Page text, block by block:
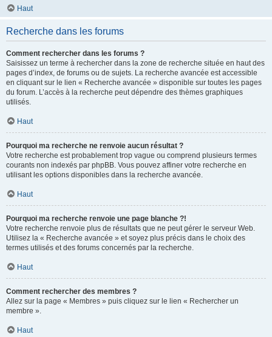
Haut
Recherche dans les forums
Comment rechercher dans les forums ?
Saisissez un terme à rechercher dans la zone de recherche située en haut des
pages d’index, de forums ou de sujets. La recherche avancée est accessible
en cliquant sur le lien « Recherche avancée » disponible sur toutes les pages
du forum. L’accès à la recherche peut dépendre des thèmes graphiques
utilisés.
Haut
Pourquoi ma recherche ne renvoie aucun résultat ?
Votre recherche est probablement trop vague ou comprend plusieurs termes
courants non indexés par phpBB. Vous pouvez affiner votre recherche en
utilisant les options disponibles dans la recherche avancée.
Haut
Pourquoi ma recherche renvoie une page blanche ?!
Votre recherche renvoie plus de résultats que ne peut gérer le serveur Web.
Utilisez la « Recherche avancée » et soyez plus précis dans le choix des
termes utilisés et des forums concernés par la recherche.
Haut
Comment rechercher des membres ?
Allez sur la page « Membres » puis cliquez sur le lien « Rechercher un
membre ».
Haut